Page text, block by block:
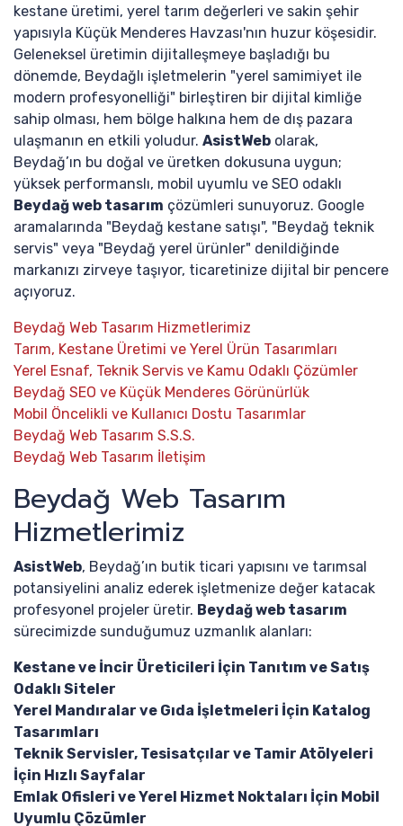
kestane üretimi, yerel tarım değerleri ve sakin şehir
yapısıyla Küçük Menderes Havzası'nın huzur köşesidir.
Geleneksel üretimin dijitalleşmeye başladığı bu
dönemde, Beydağlı işletmelerin "yerel samimiyet ile
modern profesyonelliği" birleştiren bir dijital kimliğe
sahip olması, hem bölge halkına hem de dış pazara
ulaşmanın en etkili yoludur. AsistWeb olarak,
Beydağ’ın bu doğal ve üretken dokusuna uygun;
yüksek performanslı, mobil uyumlu ve SEO odaklı
Beydağ web tasarım çözümleri sunuyoruz. Google
aramalarında "Beydağ kestane satışı", "Beydağ teknik
servis" veya "Beydağ yerel ürünler" denildiğinde
markanızı zirveye taşıyor, ticaretinize dijital bir pencere
açıyoruz.
Beydağ Web Tasarım Hizmetlerimiz
Tarım, Kestane Üretimi ve Yerel Ürün Tasarımları
Yerel Esnaf, Teknik Servis ve Kamu Odaklı Çözümler
Beydağ SEO ve Küçük Menderes Görünürlük
Mobil Öncelikli ve Kullanıcı Dostu Tasarımlar
Beydağ Web Tasarım S.S.S.
Beydağ Web Tasarım İletişim
Beydağ Web Tasarım
Hizmetlerimiz
AsistWeb, Beydağ’ın butik ticari yapısını ve tarımsal
potansiyelini analiz ederek işletmenize değer katacak
profesyonel projeler üretir. Beydağ web tasarım
sürecimizde sunduğumuz uzmanlık alanları:
Kestane ve İncir Üreticileri İçin Tanıtım ve Satış
Odaklı Siteler
Yerel Mandıralar ve Gıda İşletmeleri İçin Katalog
Tasarımları
Teknik Servisler, Tesisatçılar ve Tamir Atölyeleri
İçin Hızlı Sayfalar
Emlak Ofisleri ve Yerel Hizmet Noktaları İçin Mobil
Uyumlu Çözümler